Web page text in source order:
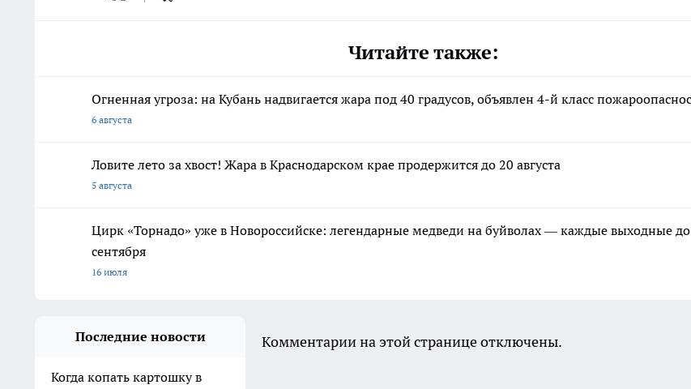
Читайте также:
Огненная угроза: на Кубань надвигается жара под 40 градусов, объявлен 4-й класс
6 августа
Ловите лето за хвост! Жара в Краснодарском крае продержится до 20 августа
5 августа
Цирк «Торнадо» уже в Новороссийске: легендарные медведи на буйволах — каждые выходные
сентября
16 июля
Последние новости
Когда копать картошку в
Комментарии на этой странице отключены.